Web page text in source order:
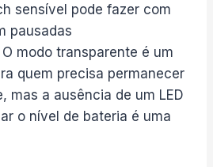
sensível pode fazer com
pausadas
modo transparente é um
quem precisa permanecer
mas a ausência de um LED
o nível de bateria é uma